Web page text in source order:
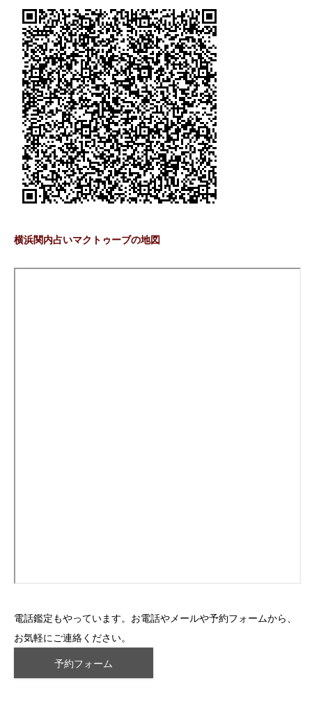
横浜関内占いマクトゥーブの地図
電話鑑定もやっています。お電話やメールや予約フォームから、
お気軽にご連絡ください。
予約フォーム